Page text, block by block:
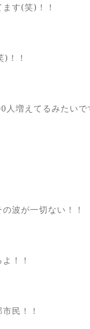
す(笑)！！
！！
人増えてるみたいで
波が一切ない！！
！！
民！！